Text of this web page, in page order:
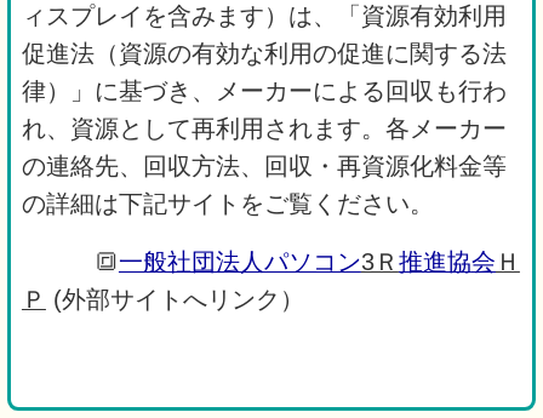
ィスプレイを含みます）は、「資源有効利用
促進法（資源の有効な利用の促進に関する法
律）」に基づき、メーカーによる回収も行わ
れ、資源として再利用されます。各メーカー
の連絡先、回収方法、回収・再資源化料金等
の詳細は下記サイトをご覧ください。
🔳一般社団法人パソコン3Ｒ 推進協会 Ｈ
Ｐ (外部サイトへリンク）